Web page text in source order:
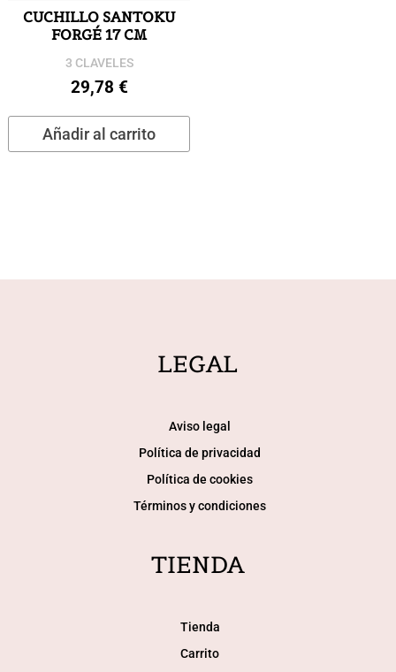
CUCHILLO SANTOKU
FORGÉ 17 CM
3 CLAVELES
29,78 €
Añadir al carrito
LEGAL
Aviso legal
Política de privacidad
Política de cookies
Términos y condiciones
TIENDA
Tienda
Carrito